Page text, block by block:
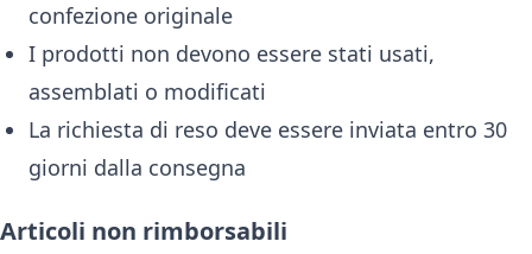
confezione originale
I prodotti non devono essere stati usati,
assemblati o modificati
La richiesta di reso deve essere inviata entro 30
giorni dalla consegna
Articoli non rimborsabili